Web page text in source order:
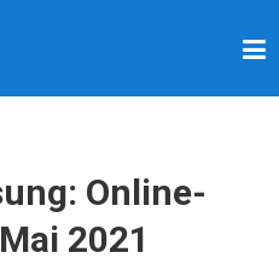
Online-
2021